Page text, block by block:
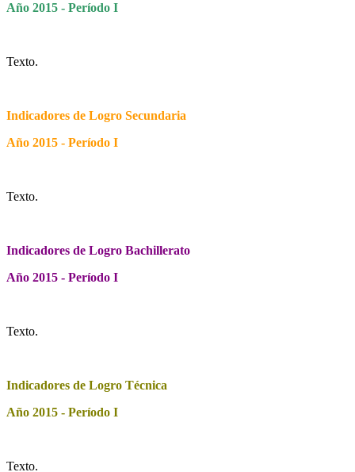
Año 2015 - Período I
Texto.
Indicadores de Logro Secundaria
Año 2015 - Período I
Texto.
Indicadores de Logro Bachillerato
Año 2015 - Período I
Texto.
Indicadores de Logro Técnica
Año 2015 - Período I
Texto.